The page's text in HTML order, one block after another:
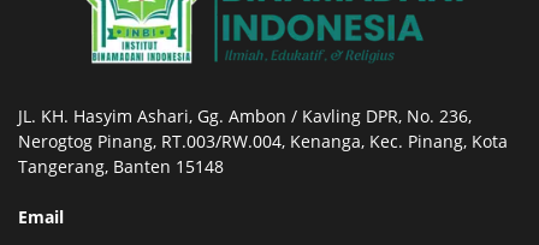
JL. KH. Hasyim Ashari, Gg. Ambon / Kavling DPR, No. 236,
Nerogtog Pinang, RT.003/RW.004, Kenanga, Kec. Pinang, Kota
Tangerang, Banten 15148
Email